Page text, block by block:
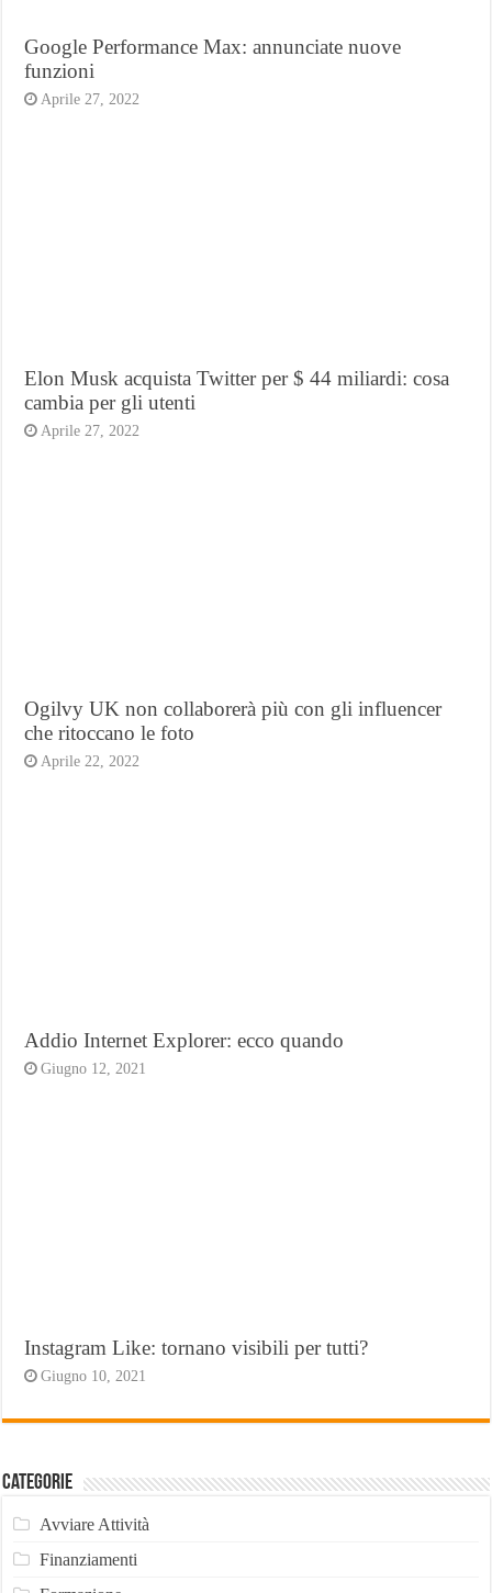
Google Performance Max: annunciate nuove
funzioni
Aprile 27, 2022
Elon Musk acquista Twitter per $ 44 miliardi: cosa
cambia per gli utenti
Aprile 27, 2022
Ogilvy UK non collaborerà più con gli influencer
che ritoccano le foto
Aprile 22, 2022
Addio Internet Explorer: ecco quando
Giugno 12, 2021
Instagram Like: tornano visibili per tutti?
Giugno 10, 2021
Categorie
Avviare Attività
Finanziamenti